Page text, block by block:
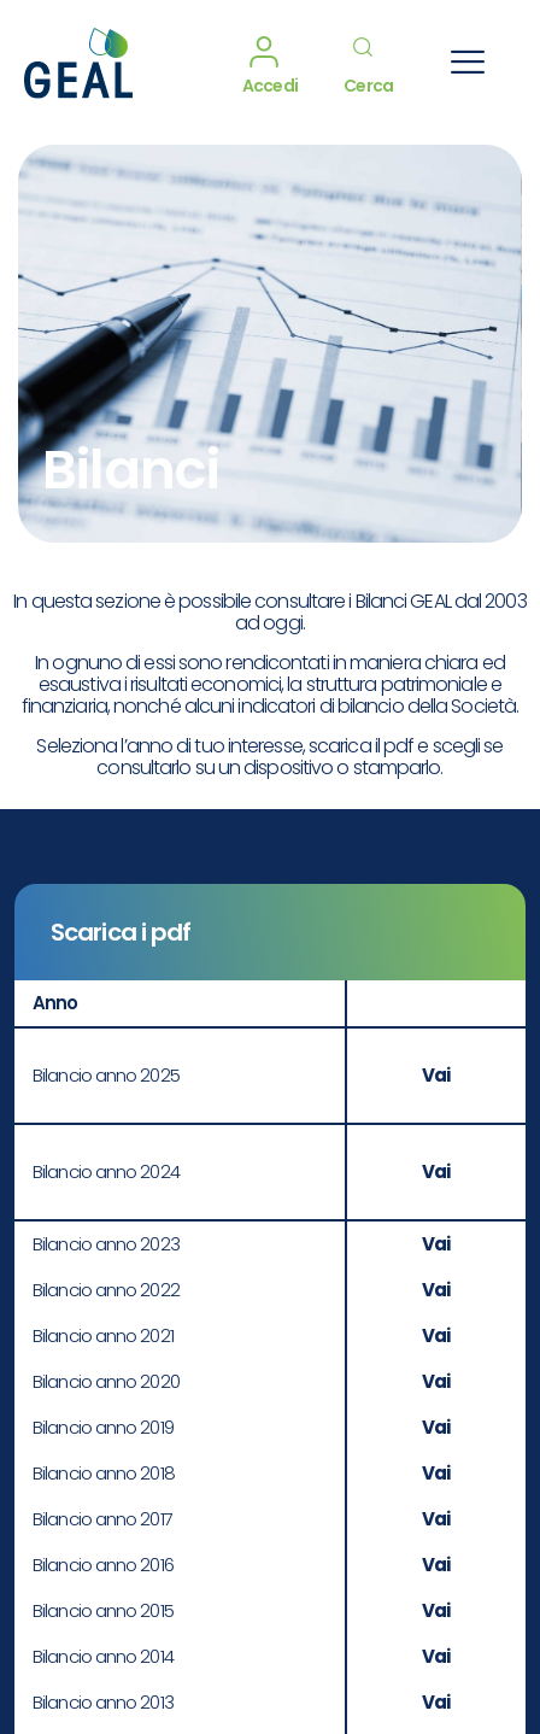
Accedi Cerca
Bilanci
In questa sezione è possibile consultare i Bilanci GEAL dal 2003
ad oggi.
In ognuno di essi sono rendicontati in maniera chiara ed
esaustiva i risultati economici, la struttura patrimoniale e
finanziaria, nonché alcuni indicatori di bilancio della Società.
Seleziona l’anno di tuo interesse, scarica il pdf e scegli se
consultarlo su un dispositivo o stamparlo.
Scarica i pdf
Anno
Bilancio anno 2025 Vai
Bilancio anno 2024 Vai
Bilancio anno 2023
Vai
Bilancio anno 2022
Vai
Bilancio anno 2021
Vai
Bilancio anno 2020
Vai
Bilancio anno 2019
Vai
Bilancio anno 2018
Vai
Bilancio anno 2017
Vai
Bilancio anno 2016
Vai
Bilancio anno 2015
Vai
Bilancio anno 2014
Vai
Bilancio anno 2013
Vai